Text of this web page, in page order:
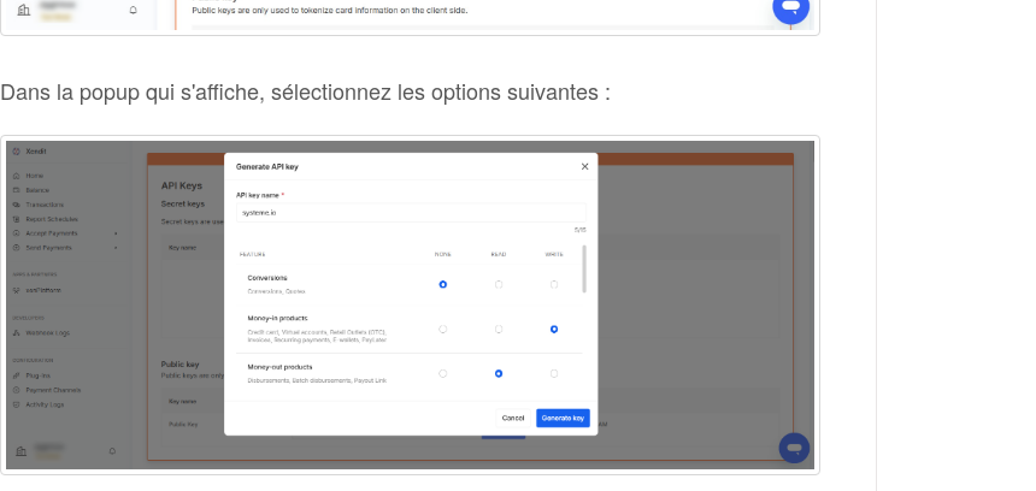
Dans la popup qui s'affiche, sélectionnez les options suivantes :